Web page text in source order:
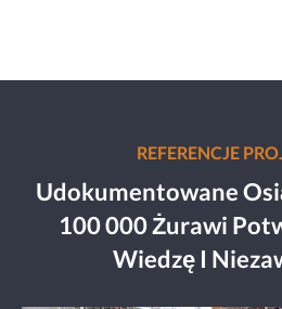
REFERENCJE
Udokumentowane
100 000 Żurawi
Wiedzę I